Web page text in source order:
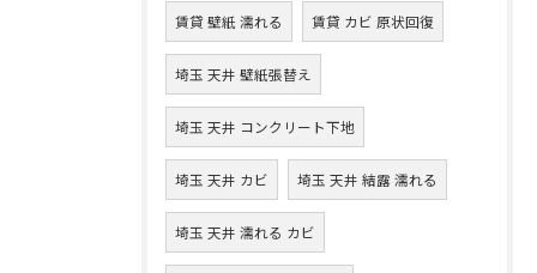
賃貸 壁紙 濡れる 賃貸 カビ 原状回復
埼玉 天井 壁紙張替え
埼玉 天井 コンクリート下地
埼玉 天井 カビ 埼玉 天井 結露 濡れる
埼玉 天井 濡れる カビ